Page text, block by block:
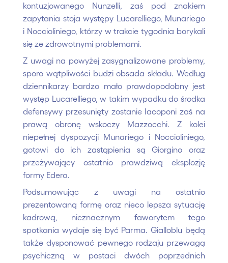
kontuzjowanego Nunzelli, zaś pod znakiem
zapytania stoja występy Lucarelliego, Munariego
i Noccioliniego, którzy w trakcie tygodnia borykali
się ze zdrowotnymi problemami.
Z uwagi na powyżej zasygnalizowane problemy,
sporo wątpliwości budzi obsada składu. Według
dziennikarzy bardzo mało prawdopodobny jest
występ Lucarelliego, w takim wypadku do środka
defensywy przesunięty zostanie Iacoponi zaś na
prawą obronę wskoczy Mazzocchi. Z kolei
niepełnej dyspozycji Munariego i Noccioliniego,
gotowi do ich zastąpienia są Giorgino oraz
przeżywający ostatnio prawdziwą eksplozję
formy Edera.
Podsumowując z uwagi na ostatnio
prezentowaną formę oraz nieco lepsza sytuację
kadrową, nieznacznym faworytem tego
spotkania wydaje się być Parma. Gialloblu będą
także dysponować pewnego rodzaju przewagą
psychiczną w postaci dwóch poprzednich